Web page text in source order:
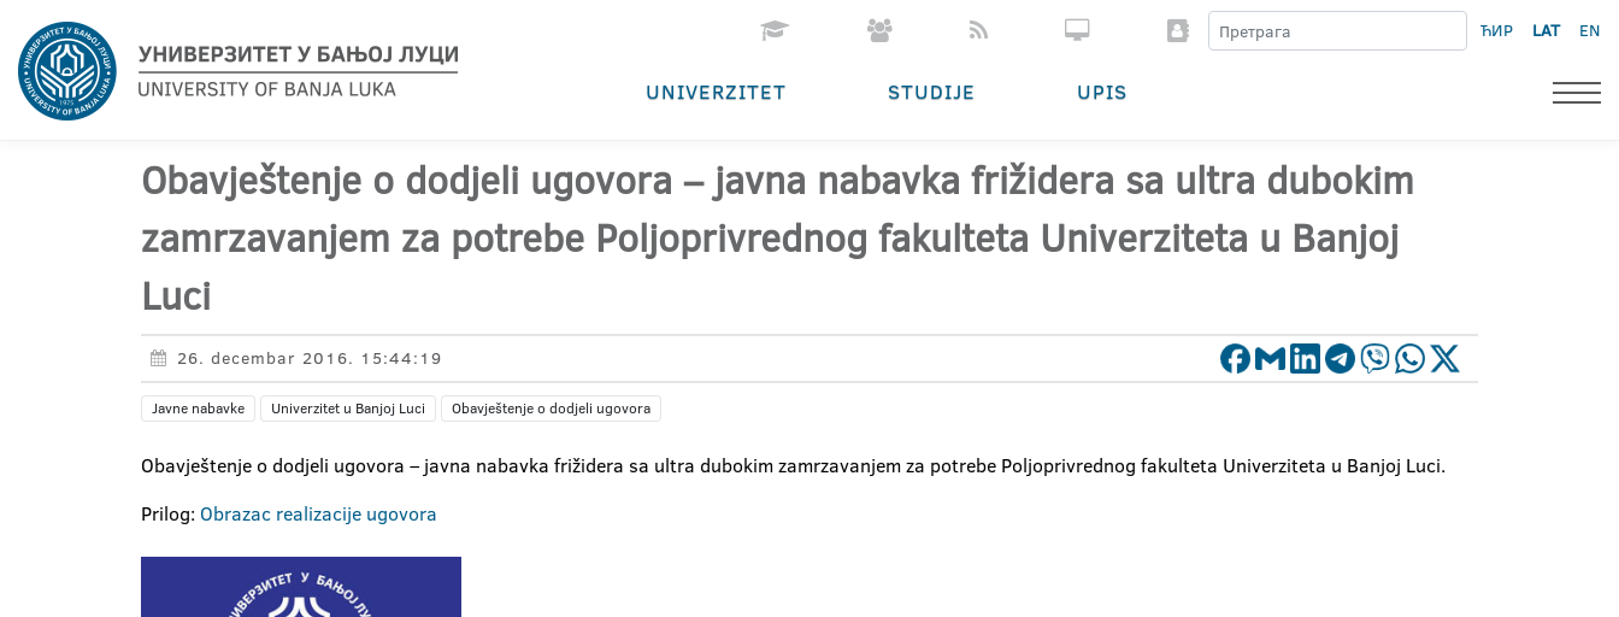
ЋИР LAT EN
UNIVERZITET STUDIJE UPIS
Obavještenje o dodjeli ugovora – javna nabavka frižidera sa ultra dubokim
zamrzavanjem za potrebe Poljoprivrednog fakulteta Univerziteta u Banjoj
Luci
26. decembar 2016. 15:44:19
Javne nabavke Univerzitet u Banjoj Luci Obavještenje o dodjeli ugovora
Obavještenje o dodjeli ugovora – javna nabavka frižidera sa ultra dubokim zamrzavanjem za potrebe Poljoprivrednog fakulteta Univerziteta u Banjoj Luci.
Prilog: Obrazac realizacije ugovora